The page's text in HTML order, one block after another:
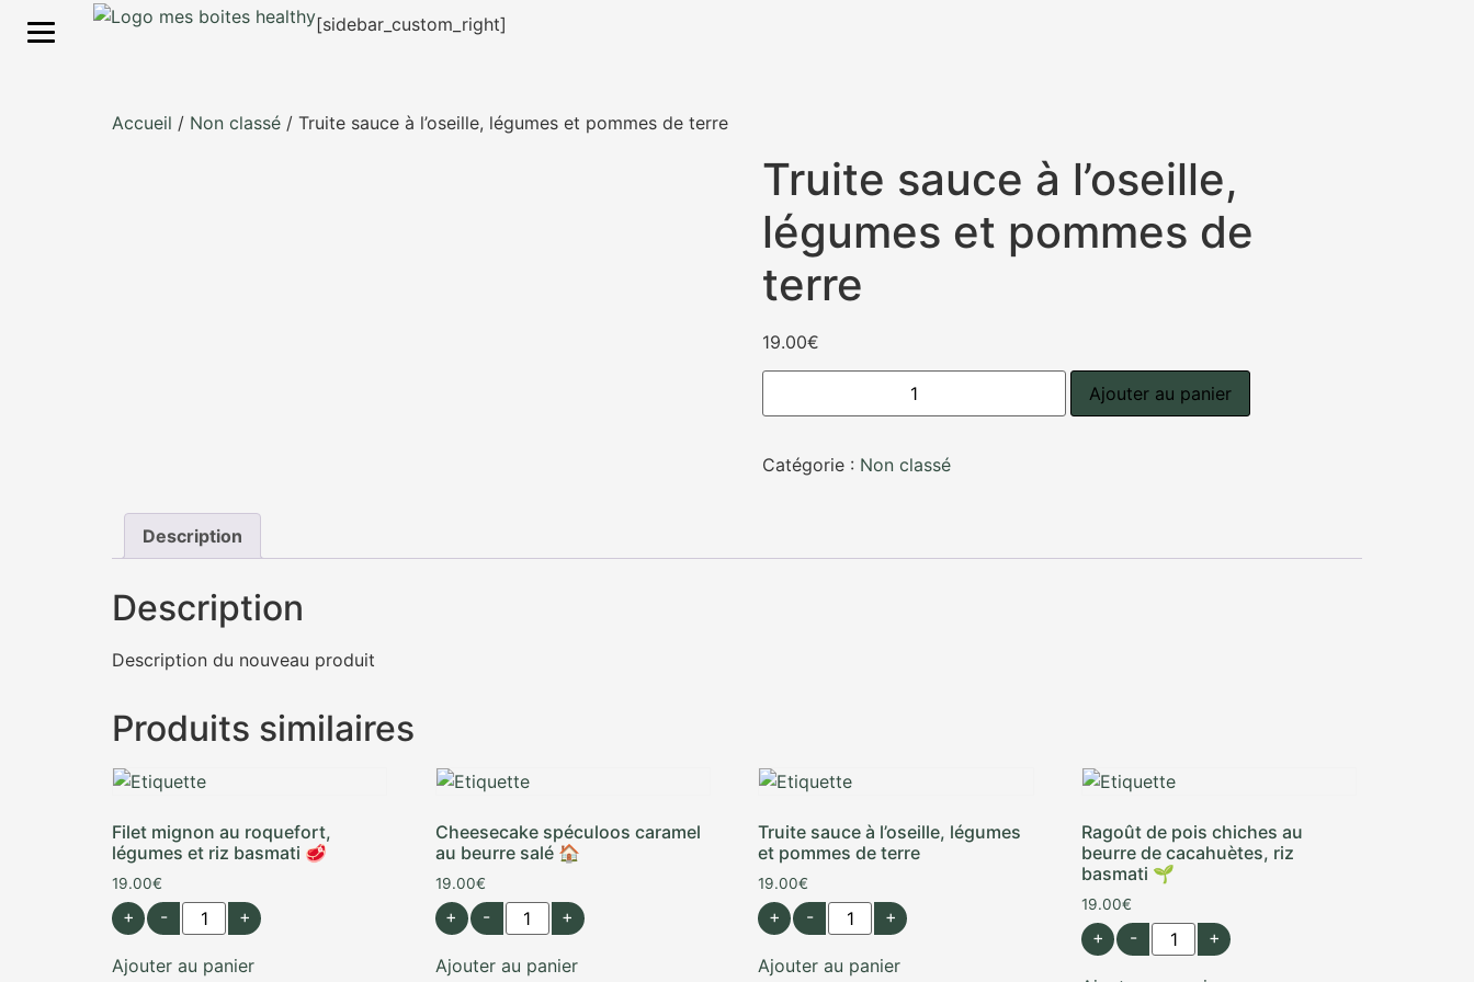
[sidebar_custom_right]
S'inscrire
Accueil / Non classé / Truite sauce à l’oseille, légumes et pommes de terre
Truite sauce à l’oseille,
légumes et pommes de
terre
19.00€
Ajouter au panier
Catégorie : Non classé
Description
Description
Description du nouveau produit
Produits similaires
Filet mignon au roquefort,
légumes et riz basmati 🥩
19.00€
+ - +
Ajouter au panier
Cheesecake spéculoos caramel
au beurre salé 🏠
19.00€
+ - +
Ajouter au panier
Truite sauce à l’oseille, légumes
et pommes de terre
19.00€
+ - +
Ajouter au panier
Ragoût de pois chiches au
beurre de cacahuètes, riz
basmati 🌱
19.00€
+ - +